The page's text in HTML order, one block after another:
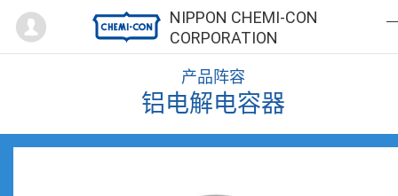
NIPPON CHEMI-CON
CORPORATION
Mypage
产品阵容
铝电解电容器